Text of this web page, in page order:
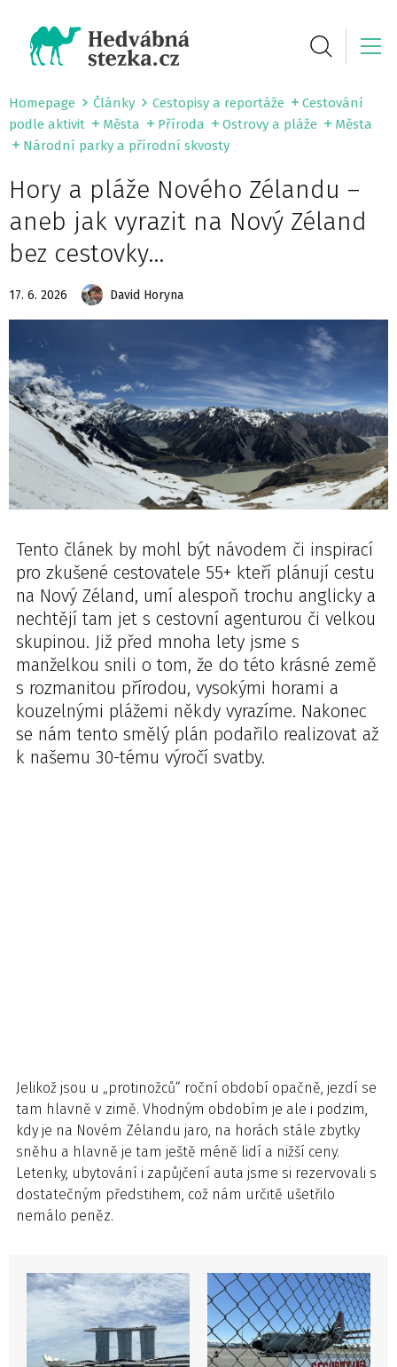
Homepage Články Cestopisy a reportáže
Cestování
podle aktivit
Města Příroda Ostrovy a pláže
Města
Národní parky a přírodní skvosty
Hory a pláže Nového Zélandu –
aneb jak vyrazit na Nový Zéland
bez cestovky…
17. 6. 2026 David Horyna
Tento článek by mohl být návodem či inspirací
pro zkušené cestovatele 55+ kteří plánují cestu
na Nový Zéland, umí alespoň trochu anglicky a
nechtějí tam jet s cestovní agenturou či velkou
skupinou. Již před mnoha lety jsme s
manželkou snili o tom, že do této krásné země
s rozmanitou přírodou, vysokými horami a
kouzelnými plážemi někdy vyrazíme. Nakonec
se nám tento smělý plán podařilo realizovat až
k našemu 30-tému výročí svatby.
Jelikož jsou u „protinožců“ roční období opačně, jezdí se
tam hlavně v zimě. Vhodným obdobím je ale i podzim,
kdy je na Novém Zélandu jaro, na horách stále zbytky
sněhu a hlavně je tam ještě méně lidí a nižší ceny.
Letenky, ubytování i zapůjčení auta jsme si rezervovali s
dostatečným předstihem, což nám určitě ušetřilo
nemálo peněz.